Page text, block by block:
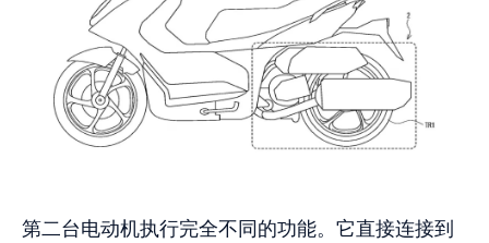
第二台电动机执行完全不同的功能。它直接连接到